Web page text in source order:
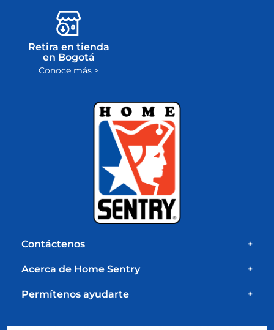
Retira en tienda
en Bogotá
Conoce más >
Contáctenos +
Acerca de Home Sentry +
Permítenos ayudarte +